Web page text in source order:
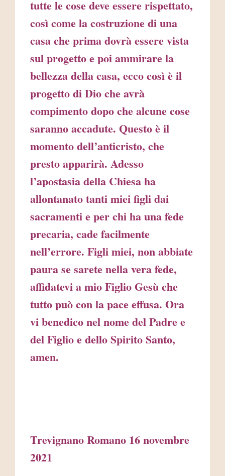
tutte le cose deve essere rispettato,
così come la costruzione di una
casa che prima dovrà essere vista
sul progetto e poi ammirare la
bellezza della casa, ecco così è il
progetto di Dio che avrà
compimento dopo che alcune cose
saranno accadute. Questo è il
momento dell’anticristo, che
presto apparirà. Adesso
l’apostasia della Chiesa ha
allontanato tanti miei figli dai
sacramenti e per chi ha una fede
precaria, cade facilmente
nell’errore. Figli miei, non abbiate
paura se sarete nella vera fede,
affidatevi a mio Figlio Gesù che
tutto può con la pace effusa. Ora
vi benedico nel nome del Padre e
del Figlio e dello Spirito Santo,
amen.
Trevignano Romano 16 novembre
2021